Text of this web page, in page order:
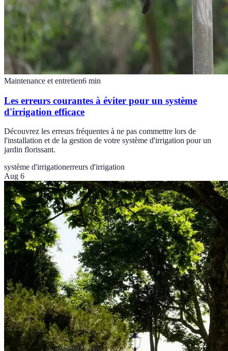
Maintenance et entretien6 min
Les erreurs courantes à éviter pour un système
d'irrigation efficace
Découvrez les erreurs fréquentes à ne pas commettre lors de
l'installation et de la gestion de votre système d'irrigation pour un
jardin florissant.
système d'irrigationerreurs d'irrigation
Aug 6